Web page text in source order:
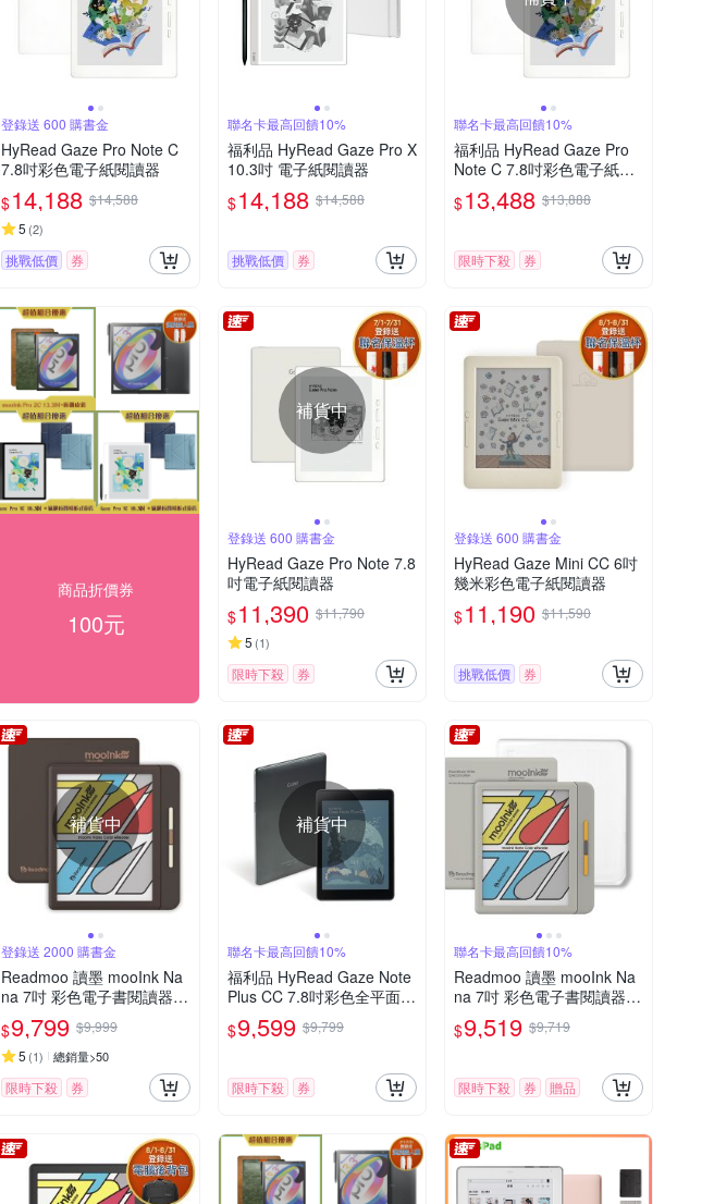
登錄送 600 購書金
HyRead Gaze Pro Note C
7.8吋彩色電子紙閱讀器
$14,188 $14,588
5 (2)
挑戰低價 券
聯名卡最高回饋10%
福利品 HyRead Gaze Pro X
10.3吋 電子紙閱讀器
$14,188 $14,588
挑戰低價 券
聯名卡最高回饋10%
福利品 HyRead Gaze Pro
Note C 7.8吋彩色電子紙閱
讀器
$13,488 $13,888
限時下殺 券
商品折價券
100元
補貨中
登錄送 600 購書金
HyRead Gaze Pro Note 7.8
吋電子紙閱讀器
$11,390 $11,790
5 (1)
限時下殺 券
登錄送 600 購書金
HyRead Gaze Mini CC 6吋
幾米彩色電子紙閱讀器
$11,190 $11,590
挑戰低價 券
補貨中
登錄送 2000 購書金
Readmoo 讀墨 mooInk Na
na 7吋 彩色電子書閱讀器-
巧克力馬丁尼
$9,799 $9,999
5 (1) 總銷量>50
限時下殺 券
補貨中
聯名卡最高回饋10%
福利品 HyRead Gaze Note
Plus CC 7.8吋彩色全平面電
子紙閱讀器
$9,599 $9,799
限時下殺 券
聯名卡最高回饋10%
Readmoo 讀墨 mooInk Na
na 7吋 彩色電子書閱讀器-
迷月白+7吋透明殼 (組合)
$9,519 $9,719
限時下殺 券 贈品